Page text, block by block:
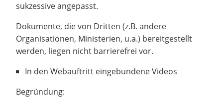
sukzessive angepasst.
Dokumente, die von Dritten (z.B. andere
Organisationen, Ministerien, u.a.) bereitgestellt
werden, liegen nicht barrierefrei vor.
In den Webauftritt eingebundene Videos
Begründung: